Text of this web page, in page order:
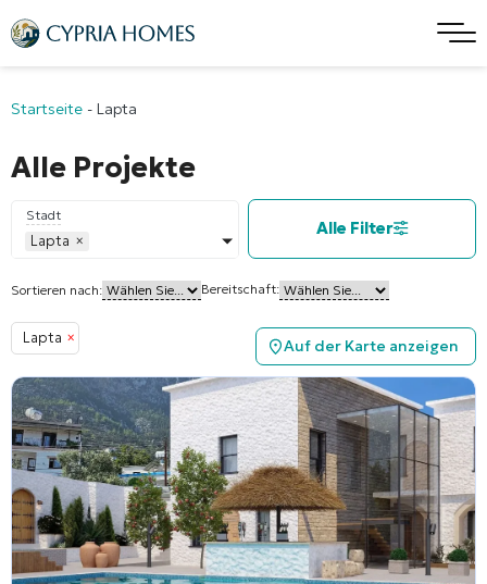
Startseite - Lapta
Alle Projekte
Stadt
Lapta ×
Alle Filter
Sortieren nach: Bereitschaft:
Lapta × Auf der Karte anzeigen